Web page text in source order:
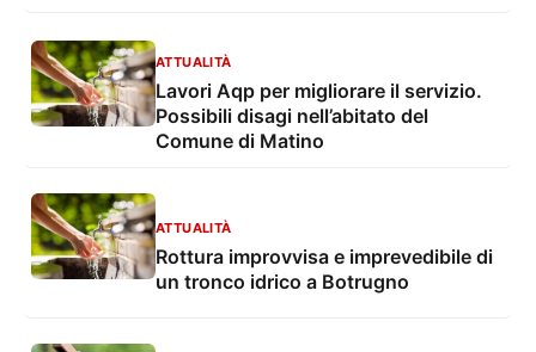
ATTUALITÀ
Lavori Aqp per migliorare il servizio.
Possibili disagi nell’abitato del
Comune di Matino
ATTUALITÀ
Rottura improvvisa e imprevedibile di
un tronco idrico a Botrugno